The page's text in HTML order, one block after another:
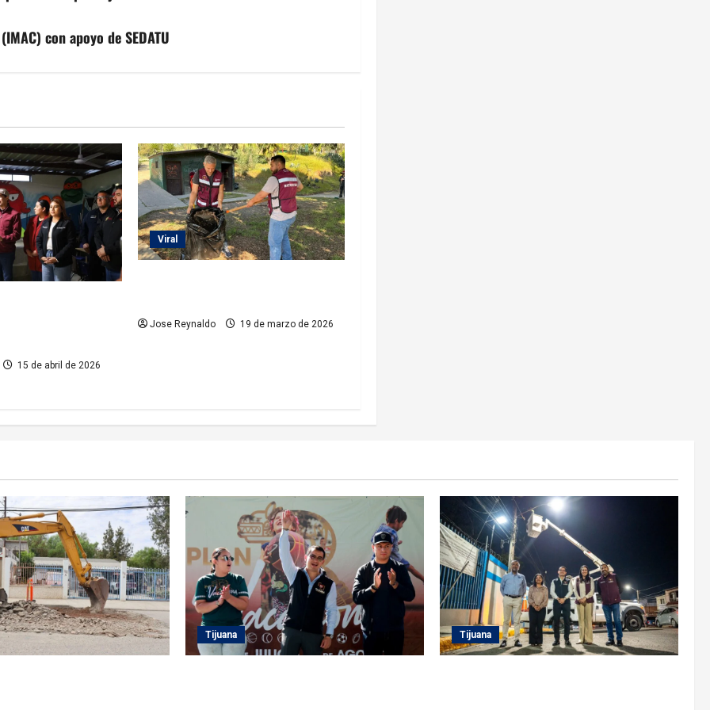
con apoyo de SEDATU
15 de abril de 2026
Viral
Jose Reynaldo 19 de marzo de 2026
Tijuana Tijuana